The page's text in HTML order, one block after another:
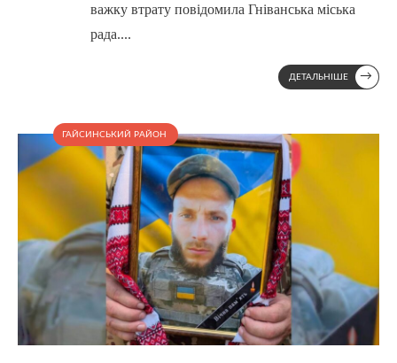
важку втрату повідомила Гніванська міська
рада....
ДЕТАЛЬНІШЕ →
ГАЙСИНСЬКИЙ РАЙОН